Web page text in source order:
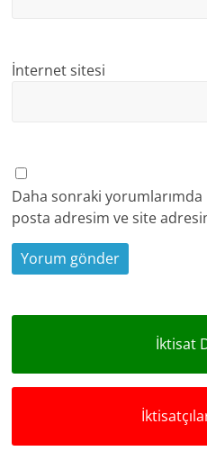
İnternet sitesi
Daha sonraki yorumlarımda
posta adresim ve site
İktisat